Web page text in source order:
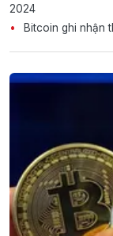
2024
Bitcoin ghi nhận